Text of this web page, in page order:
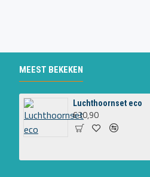
MEEST BEKEKEN
Luchthoornset eco
€30,90